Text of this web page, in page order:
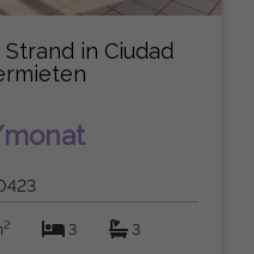
in Ciudad
2 3 3